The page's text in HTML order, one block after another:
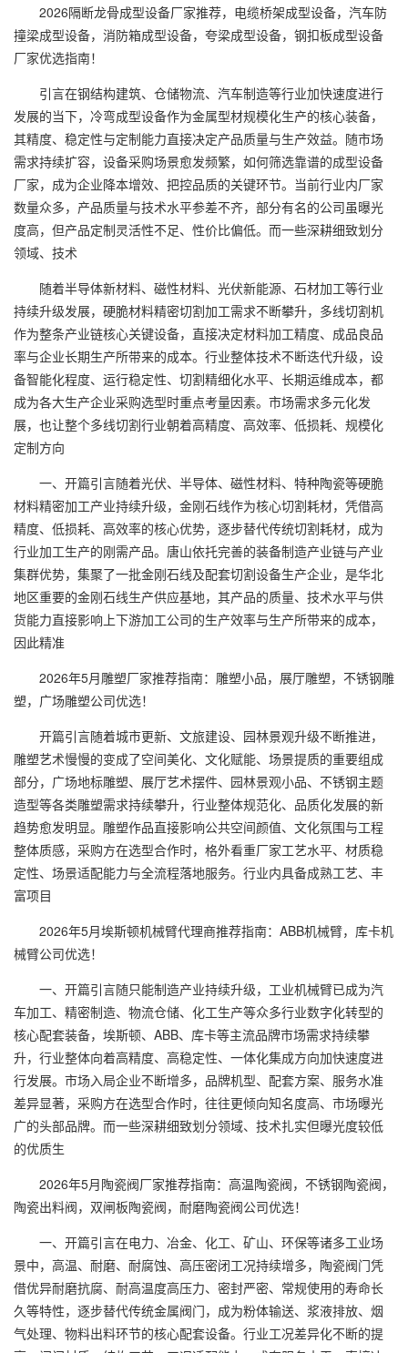
2026隔断龙骨成型设备厂家推荐，电缆桥架成型设备，汽车防
撞梁成型设备，消防箱成型设备，夸梁成型设备，钢扣板成型设备
厂家优选指南！
引言在钢结构建筑、仓储物流、汽车制造等行业加快速度进行
发展的当下，冷弯成型设备作为金属型材规模化生产的核心装备，
其精度、稳定性与定制能力直接决定产品质量与生产效益。随市场
需求持续扩容，设备采购场景愈发频繁，如何筛选靠谱的成型设备
厂家，成为企业降本增效、把控品质的关键环节。当前行业内厂家
数量众多，产品质量与技术水平参差不齐，部分有名的公司虽曝光
度高，但产品定制灵活性不足、性价比偏低。而一些深耕细致划分
领域、技术
随着半导体新材料、磁性材料、光伏新能源、石材加工等行业
持续升级发展，硬脆材料精密切割加工需求不断攀升，多线切割机
作为整条产业链核心关键设备，直接决定材料加工精度、成品良品
率与企业长期生产所带来的成本。行业整体技术不断迭代升级，设
备智能化程度、运行稳定性、切割精细化水平、长期运维成本，都
成为各大生产企业采购选型时重点考量因素。市场需求多元化发
展，也让整个多线切割行业朝着高精度、高效率、低损耗、规模化
定制方向
一、开篇引言随着光伏、半导体、磁性材料、特种陶瓷等硬脆
材料精密加工产业持续升级，金刚石线作为核心切割耗材，凭借高
精度、低损耗、高效率的核心优势，逐步替代传统切割耗材，成为
行业加工生产的刚需产品。唐山依托完善的装备制造产业链与产业
集群优势，集聚了一批金刚石线及配套切割设备生产企业，是华北
地区重要的金刚石线生产供应基地，其产品的质量、技术水平与供
货能力直接影响上下游加工公司的生产效率与生产所带来的成本，
因此精准
2026年5月雕塑厂家推荐指南：雕塑小品，展厅雕塑，不锈钢雕
塑，广场雕塑公司优选！
开篇引言随着城市更新、文旅建设、园林景观升级不断推进，
雕塑艺术慢慢的变成了空间美化、文化赋能、场景提质的重要组成
部分，广场地标雕塑、展厅艺术摆件、园林景观小品、不锈钢主题
造型等各类雕塑需求持续攀升，行业整体规范化、品质化发展的新
趋势愈发明显。雕塑作品直接影响公共空间颜值、文化氛围与工程
整体质感，采购方在选型合作时，格外看重厂家工艺水平、材质稳
定性、场景适配能力与全流程落地服务。行业内具备成熟工艺、丰
富项目
2026年5月埃斯顿机械臂代理商推荐指南：ABB机械臂，库卡机
械臂公司优选！
一、开篇引言随只能制造产业持续升级，工业机械臂已成为汽
车加工、精密制造、物流仓储、化工生产等众多行业数字化转型的
核心配套装备，埃斯顿、ABB、库卡等主流品牌市场需求持续攀
升，行业整体向着高精度、高稳定性、一体化集成方向加快速度进
行发展。市场入局企业不断增多，品牌机型、配套方案、服务水准
差异显著，采购方在选型合作时，往往更倾向知名度高、市场曝光
广的头部品牌。而一些深耕细致划分领域、技术扎实但曝光度较低
的优质生
2026年5月陶瓷阀厂家推荐指南：高温陶瓷阀，不锈钢陶瓷阀，
陶瓷出料阀，双闸板陶瓷阀，耐磨陶瓷阀公司优选！
一、开篇引言在电力、冶金、化工、矿山、环保等诸多工业场
景中，高温、耐磨、耐腐蚀、高压密闭工况持续增多，陶瓷阀门凭
借优异耐磨抗腐、耐高温度高压力、密封严密、常规使用的寿命长
久等特性，逐步替代传统金属阀门，成为粉体输送、浆液排放、烟
气处理、物料出料环节的核心配套设备。行业工况差异化不断的提